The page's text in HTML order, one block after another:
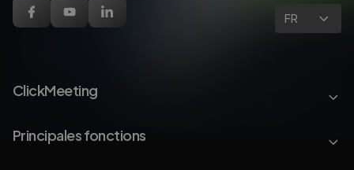
FR
ClickMeeting
Principales fonctions